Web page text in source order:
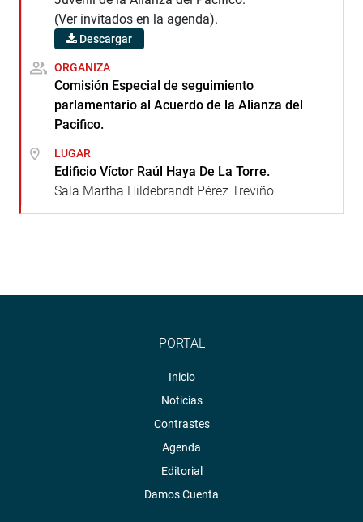
(Ver invitados en la agenda).
Descargar
ORGANIZA
Comisión Especial de seguimiento
parlamentario al Acuerdo de la Alianza del
Pacifico.
LUGAR
Edificio Víctor Raúl Haya De La Torre.
Sala Martha Hildebrandt Pérez Treviño.
PORTAL
Inicio
Noticias
Contrastes
Agenda
Editorial
Damos Cuenta